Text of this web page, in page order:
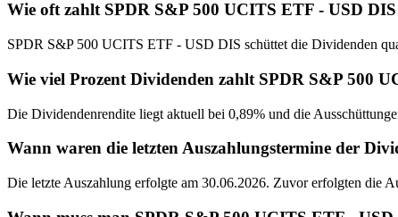
Wie oft zahlt SPDR S&P 500 UCITS ETF - USD
SPDR S&P 500 UCITS ETF - USD DIS schüttet die Dividenden
Wie viel Prozent Dividenden zahlt SPDR S&P 500
Die Dividendenrendite liegt aktuell bei 0,89% und die
Wann waren die letzten Auszahlungstermine der
Die letzte Auszahlung erfolgte am 30.06.2026. Zuvor erfolgten die